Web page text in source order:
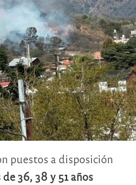
puestos a disposición
36, 38 y 51 años